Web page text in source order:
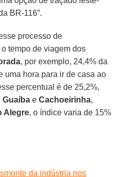
BR-116”.
processo de
tempo de viagem dos
, por exemplo, 24,4% da
uma hora para ir de casa ao
percentual é de 25,2%,
Guaíba eCachoeirinha,
Alegre, o índice varia de 15%
da indústria nos